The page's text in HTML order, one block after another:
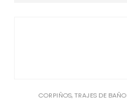
CORPIÑOS,TRAJES DE BAÑO